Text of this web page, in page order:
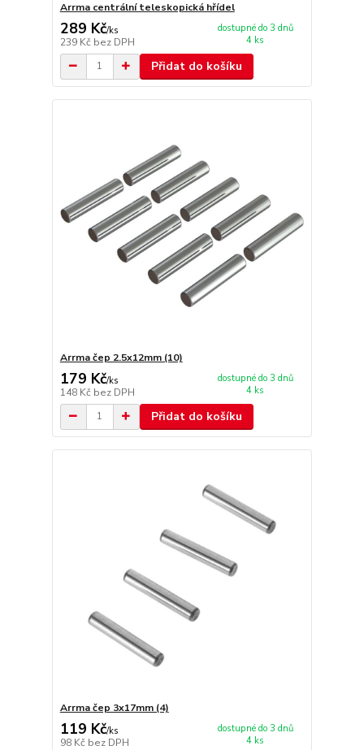
Arrma centrální teleskopická hřídel
289 Kč/ks
239 Kč bez DPH
dostupné do 3 dnů
4 ks
Přidat do košíku
Arrma čep 2.5x12mm (10)
179 Kč/ks
148 Kč bez DPH
dostupné do 3 dnů
4 ks
Přidat do košíku
Arrma čep 3x17mm (4)
119 Kč/ks
98 Kč bez DPH
dostupné do 3 dnů
4 ks